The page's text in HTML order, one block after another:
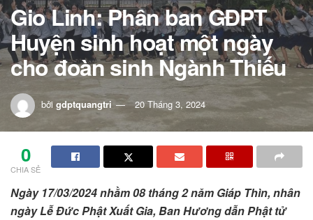
Gio Linh: Phân ban GĐPT
Huyện sinh hoạt một ngày
cho đoàn sinh Ngành Thiếu
bởi gdptquangtri 20 Tháng 3, 2024
0
CHIA SẺ
Ngày 17/03/2024 nhằm 08 tháng 2 năm Giáp Thìn, nhân
ngày Lễ Đức Phật Xuất Gia, Ban Hương dẫn Phật tử